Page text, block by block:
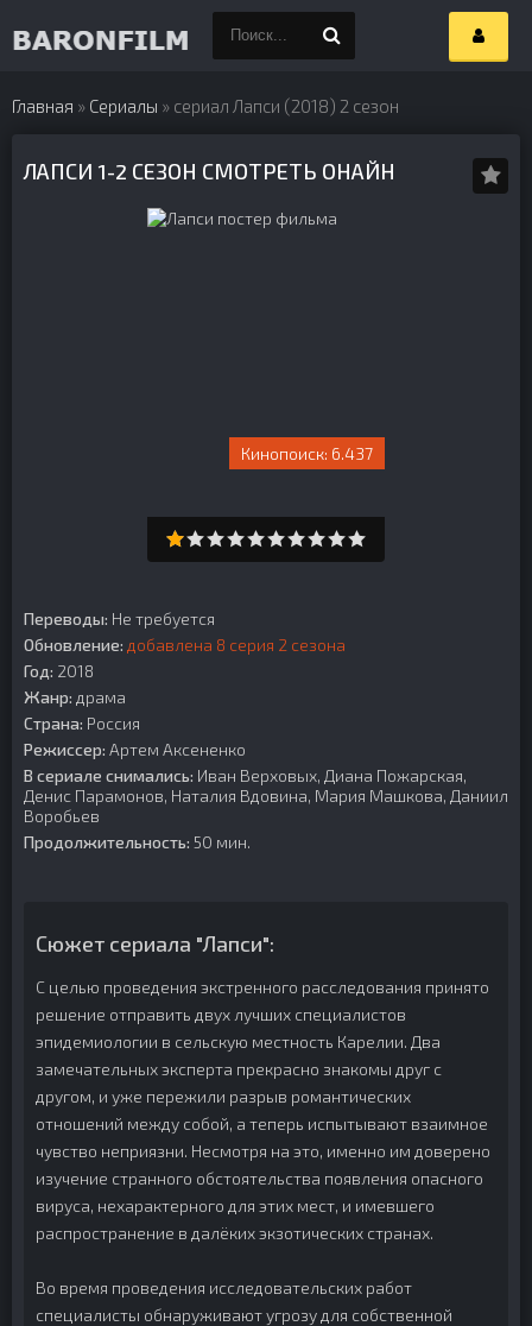
Главная » Сериалы » сериал Лапси (2018) 2 сезон
ЛАПСИ 1-2 СЕЗОН СМОТРЕТЬ ОНАЙН
6.437
Переводы: Не требуется
Обновление: добавлена 8 серия 2 сезона
Год: 2018
Жанр: драма
Страна: Россия
Режиссер: Артем Аксененко
В сериале снимались: Иван Верховых, Диана Пожарская,
Денис Парамонов, Наталия Вдовина, Мария Машкова, Даниил
Воробьев
Продолжительность: 50 мин.
Сюжет сериала "Лапси":
С целью проведения экстренного расследования принято
решение отправить двух лучших специалистов
эпидемиологии в сельскую местность Карелии. Два
замечательных эксперта прекрасно знакомы друг с
другом, и уже пережили разрыв романтических
отношений между собой, а теперь испытывают взаимное
чувство неприязни. Несмотря на это, именно им доверено
изучение странного обстоятельства появления опасного
вируса, нехарактерного для этих мест, и имевшего
распространение в далёких экзотических странах.
Во время проведения исследовательских работ
специалисты обнаруживают угрозу для собственной